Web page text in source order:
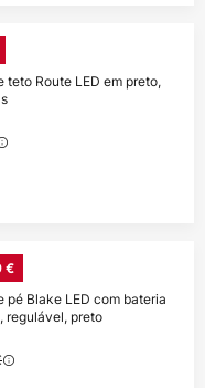
teto Route LED em preto,
€
pé Blake LED com bateria
regulável, preto